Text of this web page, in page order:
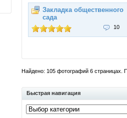
Закладка общественного
сада
10
Найдено: 105 фотографий 6 страницах.
Быстрая навигация